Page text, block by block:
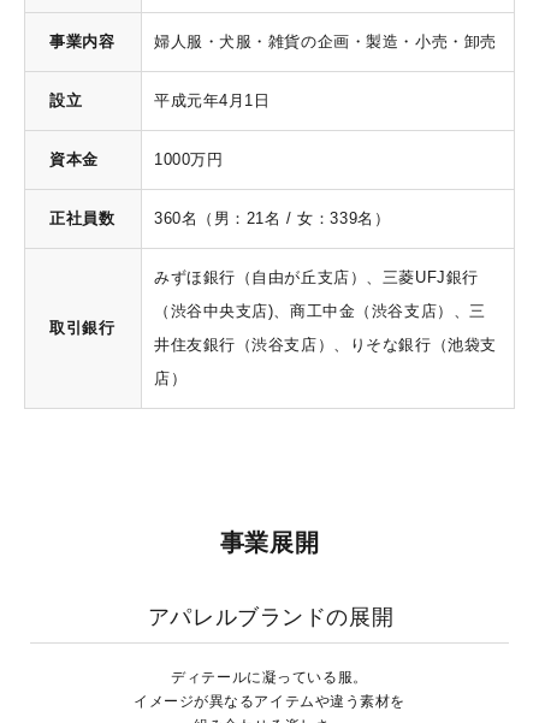
事業内容 婦人服・犬服・雑貨の企画・製造・小売・卸売
設立 平成元年4月1日
資本金 1000万円
正社員数 360名（男：21名 / 女：339名）
取引銀行
みずほ銀行（自由が丘支店）、三菱UFJ銀行
（渋谷中央支店)、商工中金（渋谷支店）、三
井住友銀行（渋谷支店）、りそな銀行（池袋支
店）
事業展開
アパレルブランドの展開
ディテールに凝っている服。
イメージが異なるアイテムや違う素材を